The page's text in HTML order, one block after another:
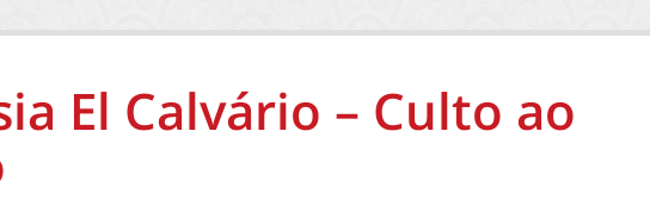
El Calvário – Culto ao